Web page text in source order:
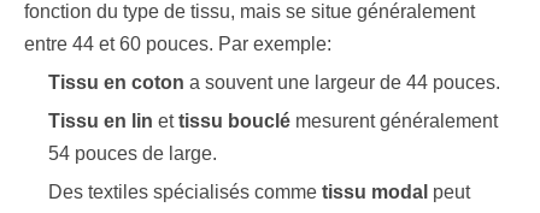
fonction du type de tissu, mais se situe généralement
entre 44 et 60 pouces. Par exemple:
Tissu en coton a souvent une largeur de 44 pouces.
Tissu en lin ettissu bouclé mesurent généralement
54 pouces de large.
Des textiles spécialisés comme tissu modal peut